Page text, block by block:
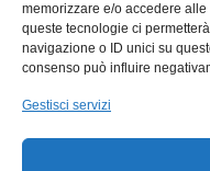
memorizzare e/o accedere
queste tecnologie ci
navigazione o ID unici su
consenso può influire
Gestisci servizi